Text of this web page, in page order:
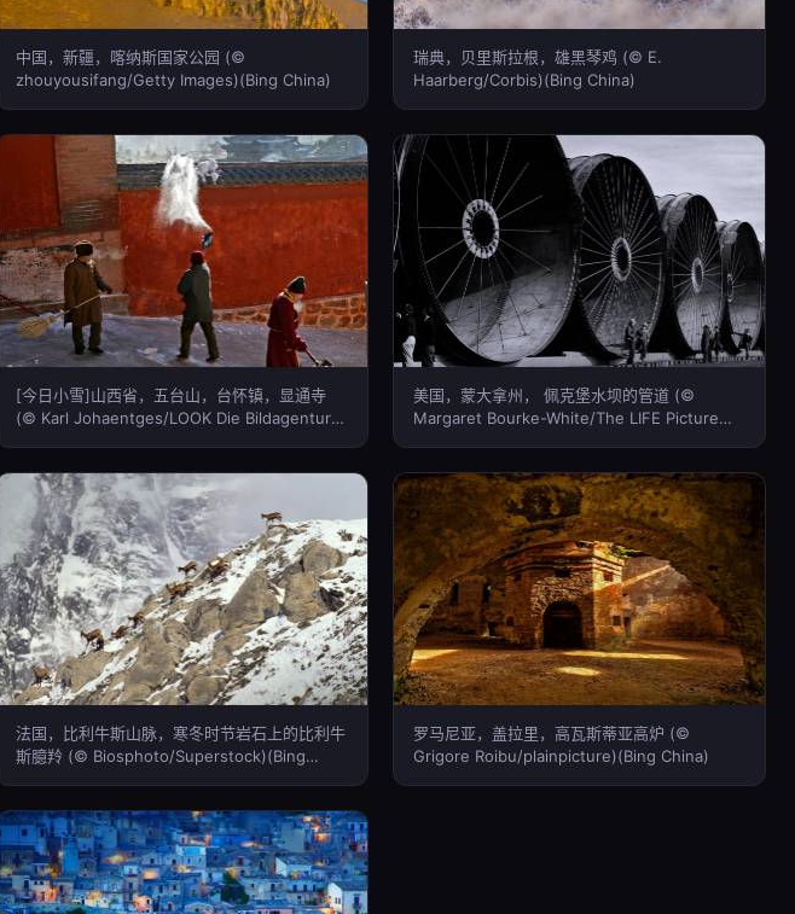
中国，新疆，喀纳斯国家公园 (©
zhouyousifang/Getty Images)(Bing China)
瑞典，贝里斯拉根，雄黑琴鸡 (© E.
Haarberg/Corbis)(Bing China)
[今日小雪]山西省，五台山，台怀镇，显通寺
(© Karl Johaentges/LOOK Die Bildagentur
美国，蒙大拿州， 佩克堡水坝的管道 (©
Margaret Bourke-White/The LIFE Picture
法国，比利牛斯山脉，寒冬时节岩石上的比利牛
斯臆羚 (© Biosphoto/Superstock)(Bing
罗马尼亚，盖拉里，高瓦斯蒂亚高炉 (©
Grigore Roibu/plainpicture)(Bing China)